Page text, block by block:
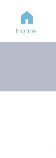
Home